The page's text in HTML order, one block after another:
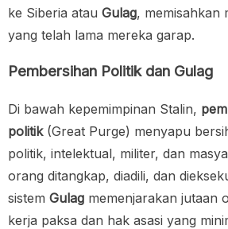
ke Siberia atau Gulag, memisahkan
yang telah lama mereka garap.
Pembersihan Politik dan Gulag
Di bawah kepemimpinan Stalin,
politik(Great Purge) menyapu
politik, intelektual, militer, dan
orang ditangkap, diadili, dan
sistem Gulag memenjarakan jutaan
kerja paksa dan hak asasi yang